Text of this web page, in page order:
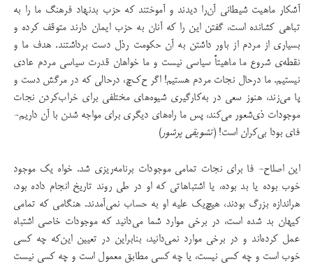
آشکار ماهیت شیطانی آن‌‌را دیدند و آموختند که حزب بدنهاد فرهنگ ما را به
تباهی کشانده است، گفتن این را که آنان به حزب ایمان دارند متوقف کرده‌ و
بسیاری از مردم از باور داشتن به آن حکومت رذل دست برداشتند. هدف ما و
نقطه‌ی شروع ما ماهیتاً سیاسی نیست و ما خواهان قدرت سیاسی مردم عادی
نیستیم. ما درحال نجات مردم هستیم! اگر ح‌ک‌چ، درحالی که در مرگش دست و
پا می‌زند، هنوز سعی در به‌کارگیری شیوه‌های مختلفی برای خراب‌کردن نجات
موجودات ذی‌شعور می‌کند، پس ما راه‌های دیگری برای مواجه شدن با آن داریم-
فای بودا بی‌کران است! (تشویقی پرشور)
این اصلاح- فا برای نجات تمامی موجودات برنامه‌ریزی شد. خواه یک موجود
خوب بوده یا بد بوده، یا اشتباهاتی که او در طی روند تاریخ انجام داده بود،
هراندازه بزرگ بودند، هیچ‌یک علیه او به حساب نمی‌آمدند. هنگامی که تمامی
کیهان بد شده است، در برخی موارد شما می‌دانید که موجودات خاصی اشتباه
عمل کرده‌اند و در برخی موارد نمی‌دانید، بنابراین در تعیین این‌که چه کسی
خوب است و چه کسی نیست، یا چه کسی مطابق معمول است و چه کسی نیست